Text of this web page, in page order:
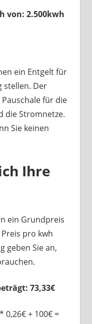
von: 2.500kwh
ein Entgelt für
stellen. Der
für die
die Stromnetze.
Sie keinen
Ihre
ein Grundpreis
pro kwh
geben Sie an,
73,33€
+ 100€ =